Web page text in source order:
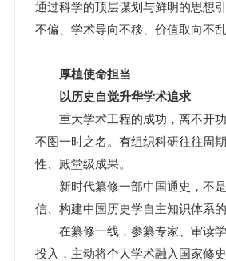
通过科学的顶层谋划与鲜明的思想
不偏、学术导向不移、价值取向不
厚植使命担当
以历史自觉升华学术追求
重大学术工程的成功，离不开功
不图一时之名。有组织科研往往周
性、殿堂级成果。
新时代纂修一部中国通史，不是
信、构建中国历史学自主知识体系
在纂修一线，参纂专家、审读学
投入，主动将个人学术融入国家修